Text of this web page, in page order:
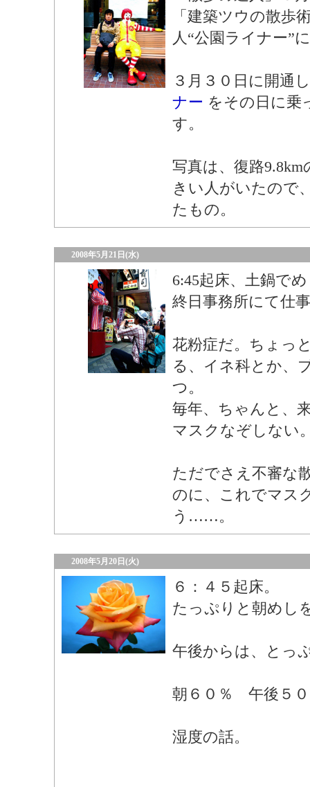
「建築ツウの散歩
人“公園ライナー”
３月３０日に開通
ナー をその日に乗
す。
写真は、復路
きい人がいたので
たもの。
2008年5月21日(水)
6:45起床、土鍋で
終日事務所にて仕
花粉症だ。ちょっ
る、イネ科とか、
つ。
毎年、ちゃんと、
マスクなぞしない
ただでさえ不審な
のに、これでマス
う……。
2008年5月20日(火)
６：４５起床。
たっぷりと朝めし
午後からは、とっ
朝６０％ 午後５
湿度の話。